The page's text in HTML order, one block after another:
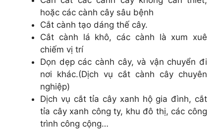
hoặc các cành cây sâu bệnh
Cắt cành tạo dáng thế cây.
Cắt cành lá khô, các cành là xum xuê
chiếm vị trí
Dọn dẹp các cành cây, và vận chuyển đi
nơi khác.(Dịch vụ cắt cành cây chuyên
nghiệp)
Dịch vụ cắt tỉa cây xanh hộ gia đình, cắt
tỉa cây xanh công ty, khu đô thị, các công
trình công cộng…